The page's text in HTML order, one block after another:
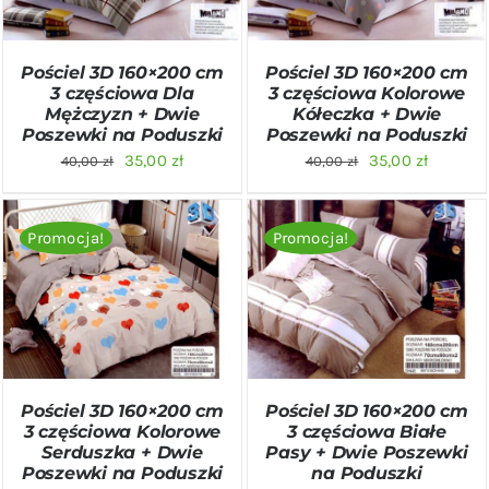
Pościel 3D 160×200 cm
3 częściowa Dla
Mężczyzn + Dwie
Poszewki na Poduszki
40,00zł
Pierwotna
wynosiła:
40,00 zł.
35,00 złAktualna
wynosi:
35,00 zł.
Pościel 3D 160×200 cm
3 częściowa Kolorowe
Kółeczka + Dwie
Poszewki na Poduszki
40,00zł
Pierwotna
wynosiła:
40,00 zł.
35,00 zł
wynosi:
35,00
Promocja!
DODAJ DO KOSZYKA
/
SZCZEGÓŁY
Pościel 3D 160×200 cm
3 częściowa Kolorowe
Serduszka + Dwie
Poszewki na Poduszki
Promocja!
DODAJ DO KOSZYKA
/
SZCZEGÓŁY
Pościel 3D 160×200 cm
3 częściowa Białe
Pasy + Dwie Poszewki
na Poduszki